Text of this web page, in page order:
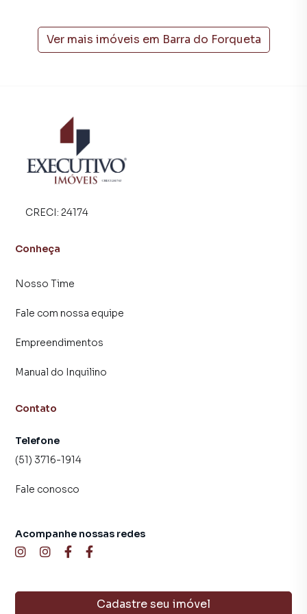
Na Executivo Imóveis você consegue vender ou alugar seu
imóvel muito mais rápido do que em imobiliárias
produzir campanhas específicas para Arroio do Meio, o
que aumenta muito o número de contatos interessados e
tendo como consequência uma maior chance de vender ou
alugar seu imóvel mais rápido. Contamos também com um
time de programadores, corretores treinados e uma
proprietários e inquilinos.
Ver mais imóveis em Barra do Forqueta
CRECI: 24174
Conheça
Nosso Time
Fale com nossa equipe
Empreendimentos
Manual do Inquilino
Contato
Telefone
(51) 3716-1914
Fale conosco
Cadastre seu imóvel
Acompanhe nossas redes